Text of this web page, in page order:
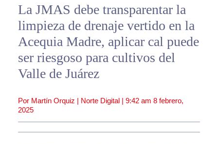
La JMAS debe transparentar la
limpieza de drenaje vertido en la
Acequia Madre, aplicar cal puede
ser riesgoso para cultivos del
Valle de Juárez
Por Martín Orquiz | Norte Digital | 9:42 am 8 febrero,
2025